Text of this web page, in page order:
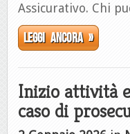
Assicurativo. Chi
Leggi ancora »
Inizio attività
caso di